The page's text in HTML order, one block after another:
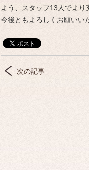
よう、スタッフ13人でよ
今後ともよろしくお願いい
次の記事